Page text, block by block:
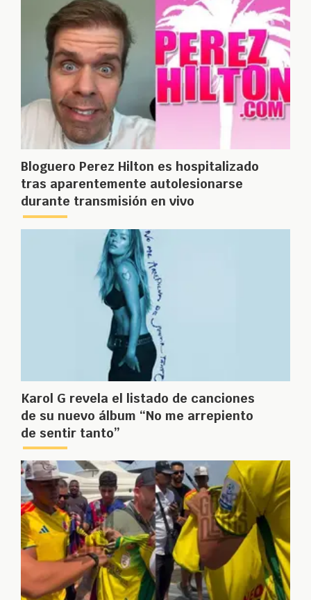
Bloguero Perez Hilton es hospitalizado
tras aparentemente autolesionarse
durante transmisión en vivo
Karol G revela el listado de canciones
de su nuevo álbum “No me arrepiento
de sentir tanto”